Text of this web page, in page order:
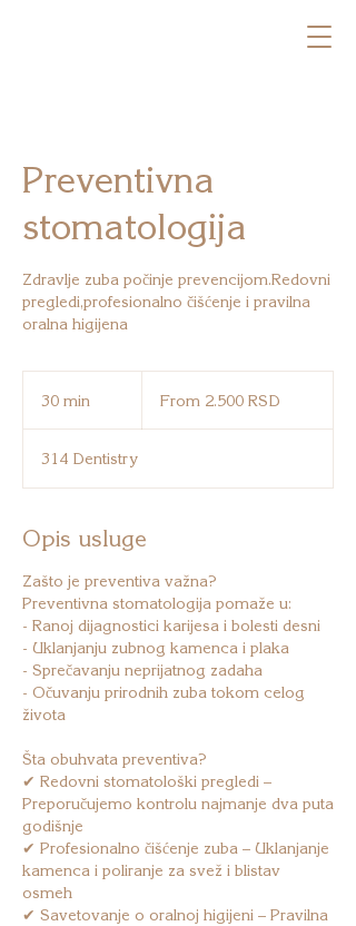
Preventivna
stomatologija
Zdravlje zuba počinje prevencijom.Redovni
pregledi,profesionalno čišćenje i pravilna
oralna higijena
30 min
i
n
српских
From 2.500 RSD
314 Dentistry
Opis usluge
Zašto je preventiva važna?
Preventivna stomatologija pomaže u:
- Ranoj dijagnostici karijesa i bolesti desni
- Uklanjanju zubnog kamenca i plaka
- Sprečavanju neprijatnog zadaha
- Očuvanju prirodnih zuba tokom celog
života
Šta obuhvata preventiva?
✔ Redovni stomatološki pregledi –
Preporučujemo kontrolu najmanje dva puta
godišnje
✔ Profesionalno čišćenje zuba – Uklanjanje
kamenca i poliranje za svež i blistav
osmeh
✔ Savetovanje o oralnoj higijeni – Pravilna